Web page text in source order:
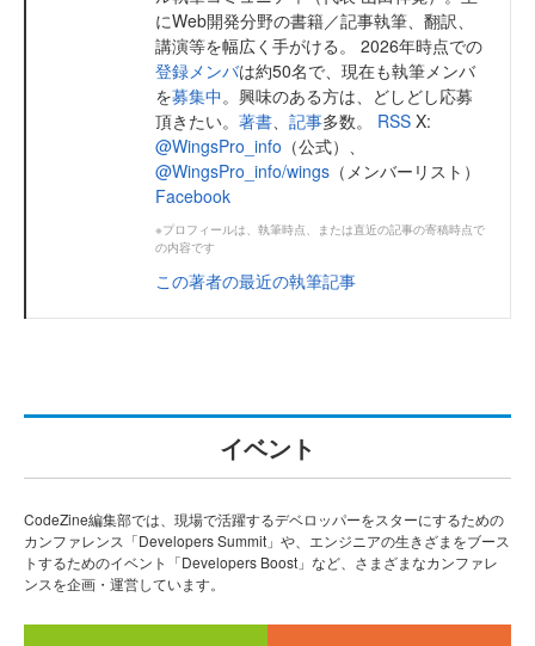
にWeb開発分野の書籍／記事執筆、翻訳、
講演等を幅広く手がける。 2026年時点での
登録メンバは約50名で、現在も執筆メンバ
を募集中。興味のある方は、どしどし応募
頂きたい。 著書、 記事多数。 RSS X:
@WingsPro_info （公式）、
@WingsPro_info/wings （メンバーリスト）
Facebook
※プロフィールは、執筆時点、または直近の記事の寄稿時点で
の内容です
この著者の最近の執筆記事
イベント
CodeZine編集部では、現場で活躍するデベロッパーをスターにするための
カンファレンス「Developers Summit」や、エンジニアの生きざまをブース
トするためのイベント「Developers Boost」など、さまざまなカンファレ
ンスを企画・運営しています。